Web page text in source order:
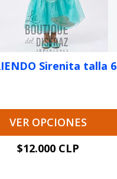
Sirenita talla 6
VER OPCIONES
$12.000 CLP